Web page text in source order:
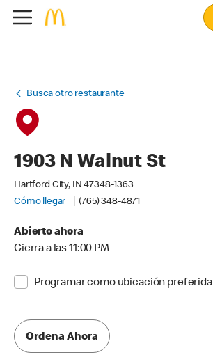
Busca otro restaurante
1903 N Walnut St
Hartford City, IN 47348-1363
Cómo llegar
(765) 348-4871
Abierto ahora
Cierra a las 11:00 PM
Programar como ubicación preferida
Ordena Ahora